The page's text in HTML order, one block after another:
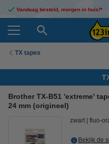
Vandaag besteld, morgen in huis!*
TX tapes
Brother TX-B51 'extreme'
24 mm (origineel)
zwart fluo-
Bekijk de